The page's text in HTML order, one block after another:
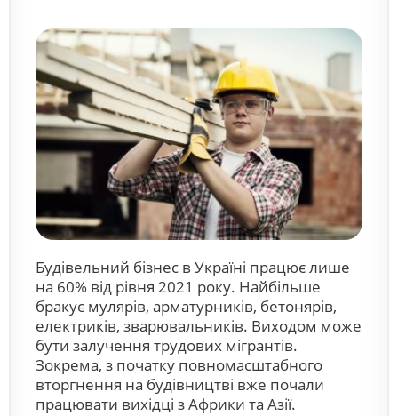
Будівельний бізнес в Україні працює лише
на 60% від рівня 2021 року. Найбільше
бракує мулярів, арматурників, бетонярів,
електриків, зварювальників. Виходом може
бути залучення трудових мігрантів.
Зокрема, з початку повномасштабного
вторгнення на будівництві вже почали
працювати вихідці з Африки та Азії.